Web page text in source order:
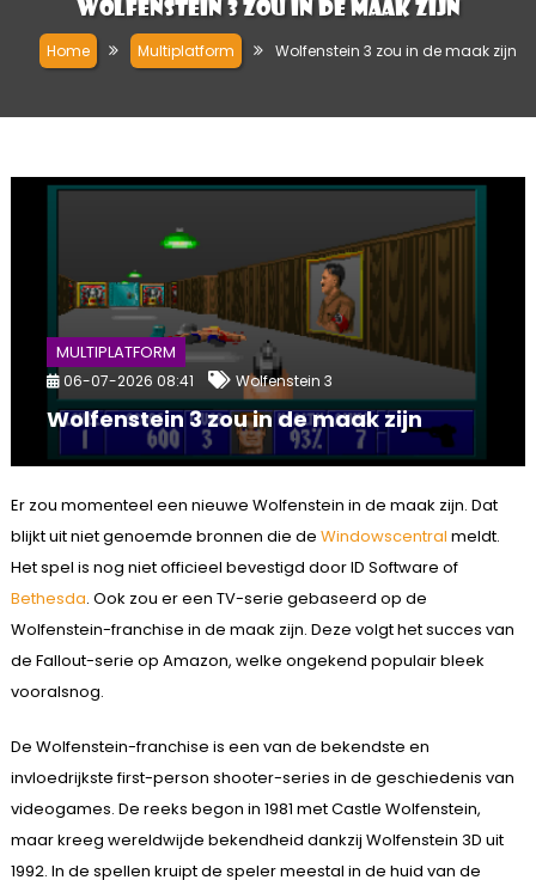
Wolfenstein 3 zou in de maak zijn
Home Multiplatform Wolfenstein 3 zou in de maak zijn
MULTIPLATFORM
06-07-2026 08:41 Wolfenstein 3
Wolfenstein 3 zou in de maak zijn
Er zou momenteel een nieuwe Wolfenstein in de maak zijn. Dat
blijkt uit niet genoemde bronnen die de Windowscentral meldt.
Het spel is nog niet officieel bevestigd door ID Software of
Bethesda. Ook zou er een TV-serie gebaseerd op de
Wolfenstein-franchise in de maak zijn. Deze volgt het succes van
de Fallout-serie op Amazon, welke ongekend populair bleek
vooralsnog.
De Wolfenstein-franchise is een van de bekendste en
invloedrijkste first-person shooter-series in de geschiedenis van
videogames. De reeks begon in 1981 met Castle Wolfenstein,
maar kreeg wereldwijde bekendheid dankzij Wolfenstein 3D uit
1992. In de spellen kruipt de speler meestal in de huid van de